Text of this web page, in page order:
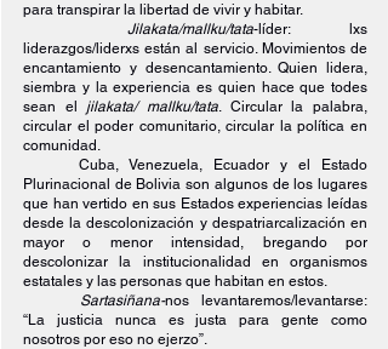
para transpirar la libertad de vivir y habitar.
Jilakata/mallku/tata-líder: lxs
liderazgos/liderxs están al servicio. Movimientos de
encantamiento y desencantamiento. Quien lidera,
siembra y la experiencia es quien hace que todes
sean el jilakata/ mallku/tata. Circular la palabra,
circular el poder comunitario, circular la política en
comunidad.
Cuba, Venezuela, Ecuador y el Estado
Plurinacional de Bolivia son algunos de los lugares
que han vertido en sus Estados experiencias leídas
desde la descolonización y despatriarcalización en
mayor o menor intensidad, bregando por
descolonizar la institucionalidad en organismos
estatales y las personas que habitan en estos.
Sartasiñana-nos levantaremos/levantarse:
“La justicia nunca es justa para gente como
nosotros por eso no ejerzo”.